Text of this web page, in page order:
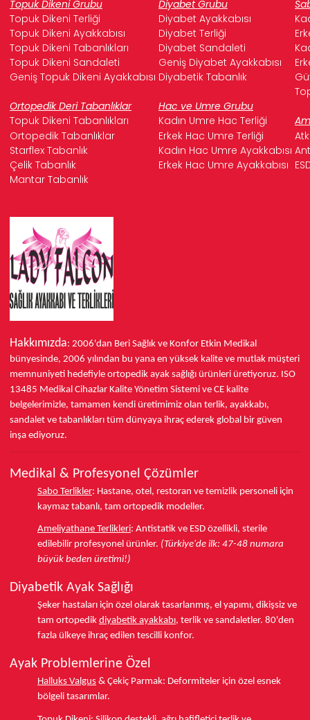
Topuk Dikeni Grubu Diyabet Grubu
Topuk Dikeni Terliği
Diyabet Ayakkabısı
Topuk Dikeni Ayakkabısı
Diyabet Terliği
Topuk Dikeni Tabanlıkları
Diyabet Sandaleti
Topuk Dikeni Sandaleti
Geniş Diyabet Ayakkabısı
Geniş Topuk Dikeni Ayakkabısı Diyabetik Tabanlık
Ortopedik Deri Tabanlıklar
Hac ve Umre Grubu
Topuk Dikeni Tabanlıkları
Kadın Umre Hac Terliği
Ortopedik Tabanlıklar
Erkek Hac Umre Terliği
Starflex Tabanlık
Kadın Hac Umre Ayakkabısı
Çelik Tabanlık
Erkek Hac Umre Ayakkabısı
Mantar Tabanlık
Hakkımızda: 2006'dan Beri Sağlık ve Konfor Etkin Medikal
bünyesinde, 2006 yılından bu yana en yüksek kalite ve mutlak müşteri
memnuniyeti hedefiyle ortopedik ayak sağlığı ürünleri üretiyoruz. ISO
13485 Medikal Cihazlar Kalite Yönetim Sistemi ve CE kalite
belgelerimizle, tamamen kendi üretimimiz olan terlik, ayakkabı,
sandalet ve tabanlıkları tüm dünyaya ihraç ederek global bir güven
inşa ediyoruz.
Medikal & Profesyonel Çözümler
Sabo Terlikler: Hastane, otel, restoran ve temizlik personeli için
kaymaz tabanlı, tam ortopedik modeller.
Ameliyathane Terlikleri: Antistatik ve ESD özellikli, sterile
edilebilir profesyonel ürünler. (Türkiye'de ilk: 47-48 numara
büyük beden üretimi!)
Diyabetik Ayak Sağlığı
Şeker hastaları için özel olarak tasarlanmış, el yapımı, dikişsiz ve
tam ortopedik diyabetik ayakkabı, terlik ve sandaletler. 80'den
fazla ülkeye ihraç edilen tescilli konfor.
Ayak Problemlerine Özel
Halluks Valgus & Çekiç Parmak: Deformiteler için özel esnek
bölgeli tasarımlar.